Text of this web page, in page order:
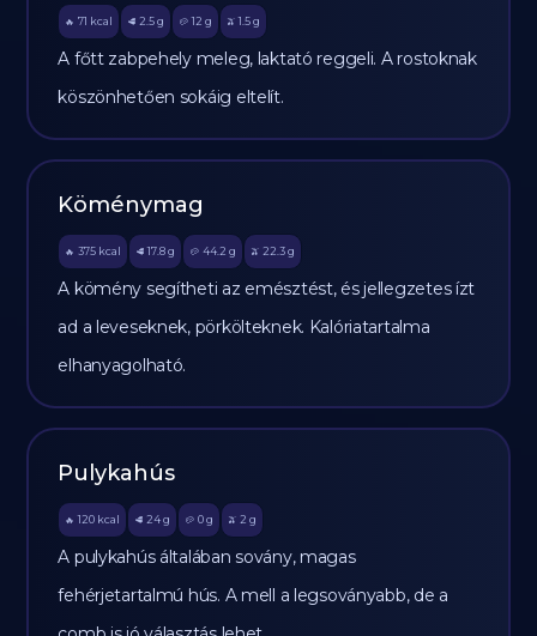
🔥 71 kcal 🥩 2.5 g 🥔 12 g 🫒 1.5 g
A főtt zabpehely meleg, laktató reggeli. A rostoknak
köszönhetően sokáig eltelít.
Köménymag
🔥 375 kcal 🥩 17.8 g 🥔 44.2 g 🫒 22.3 g
A kömény segítheti az emésztést, és jellegzetes ízt
ad a leveseknek, pörkölteknek. Kalóriatartalma
elhanyagolható.
Pulykahús
🔥 120 kcal 🥩 24 g 🥔 0g 🫒 2 g
A pulykahús általában sovány, magas
fehérjetartalmú hús. A mell a legsoványabb, de a